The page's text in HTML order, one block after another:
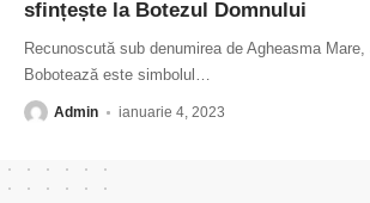
sfințește la Botezul Domnului
Recunoscută sub denumirea de Agheasma
Bobotează este simbolul …
Admin ianuarie 4, 2023